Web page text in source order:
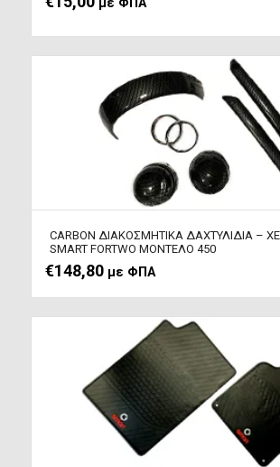
CARBON ΔΙΑΚΟΣΜΗΤΙΚΑ ΔΑΧΤΥΛΙΔΙΑ –
SMART FORTWO ΜΟΝΤΕΛΟ 450
€148,80 με ΦΠΑ